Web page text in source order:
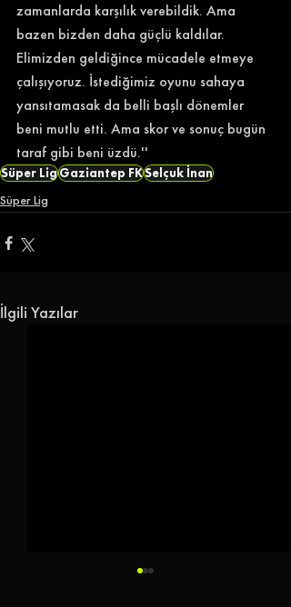
zamanlarda karşılık verebildik. Ama
bazen bizden daha güçlü kaldılar.
Elimizden geldiğince mücadele etmeye
çalışıyoruz. İstediğimiz oyunu sahaya
yansıtamasak da belli başlı dönemler
beni mutlu etti. Ama skor ve sonuç bugün
taraf gibi beni üzdü.''
Süper LigGaziantep FKSelçuk İnan
Süper Lig
İlgili Yazılar